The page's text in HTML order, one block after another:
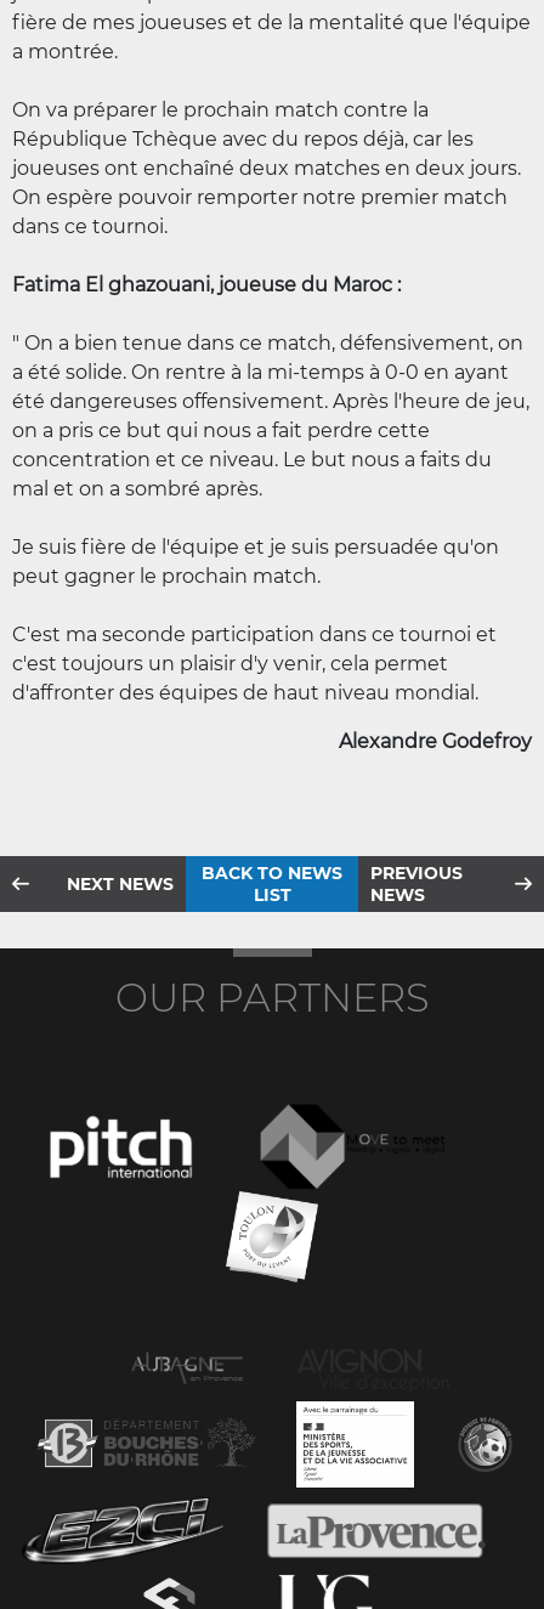
fière de mes joueuses et de la mentalité que l'équipe
a montrée.
On va préparer le prochain match contre la
République Tchèque avec du repos déjà, car les
joueuses ont enchaîné deux matches en deux jours.
On espère pouvoir remporter notre premier match
dans ce tournoi.
Fatima El ghazouani, joueuse du Maroc :
" On a bien tenue dans ce match, défensivement, on
a été solide. On rentre à la mi-temps à 0-0 en ayant
été dangereuses offensivement. Après l'heure de jeu,
on a pris ce but qui nous a fait perdre cette
concentration et ce niveau. Le but nous a faits du
mal et on a sombré après.
Je suis fière de l'équipe et je suis persuadée qu'on
peut gagner le prochain match.
C'est ma seconde participation dans ce tournoi et
c'est toujours un plaisir d'y venir, cela permet
d'affronter des équipes de haut niveau mondial.
Alexandre Godefroy
NEXT NEWS
BACK TO NEWS
LIST
PREVIOUS
NEWS
OUR PARTNERS